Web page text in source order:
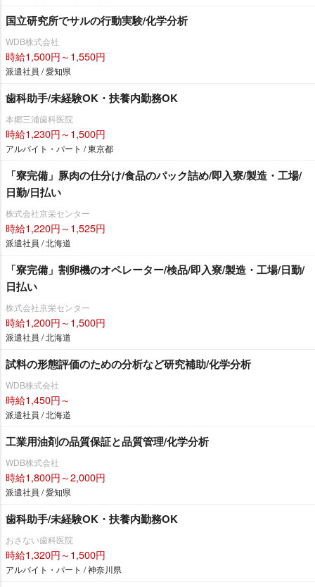
国立研究所でサルの行動実験/化学分析
WDB株式会社
時給1,500円～1,550円
派遣社員 / 愛知県
歯科助手/未経験OK・扶養内勤務OK
本郷三浦歯科医院
時給1,230円～1,500円
アルバイト・パート / 東京都
「寮完備」豚肉の仕分け/食品のパック詰め/即入寮/製造・工場/
日勤/日払い
株式会社京栄センター
時給1,220円～1,525円
派遣社員 / 北海道
「寮完備」割卵機のオペレーター/検品/即入寮/製造・工場/日勤/
日払い
株式会社京栄センター
時給1,200円～1,500円
派遣社員 / 北海道
試料の形態評価のための分析など研究補助/化学分析
WDB株式会社
時給1,450円～
派遣社員 / 北海道
工業用油剤の品質保証と品質管理/化学分析
WDB株式会社
時給1,800円～2,000円
派遣社員 / 愛知県
歯科助手/未経験OK・扶養内勤務OK
おさない歯科医院
時給1,320円～1,500円
アルバイト・パート / 神奈川県